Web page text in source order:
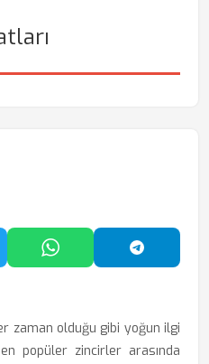
Paylaş
WhatsApp'ta Paylaş
zaman olduğu gibi yoğun ilgi
popüler zincirler arasında